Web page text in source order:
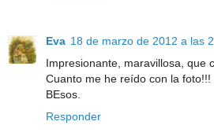
Eva 18 de marzo de 2012 a las
Impresionante, maravillosa, que
Cuanto me he reído con la foto!!!
BEsos.
Responder